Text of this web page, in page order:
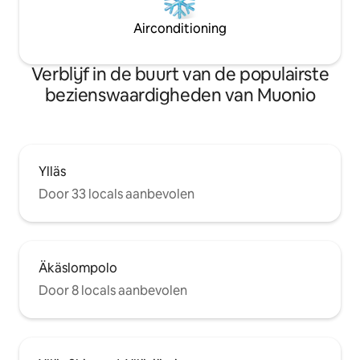
Airconditioning
Verblijf in de buurt van de populairste
bezienswaardigheden van Muonio
Ylläs
Door 33 locals aanbevolen
Äkäslompolo
Door 8 locals aanbevolen